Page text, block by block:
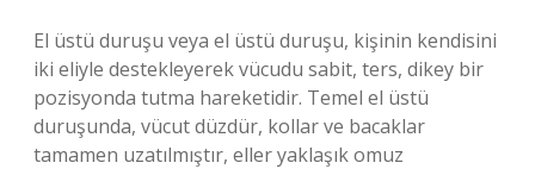
El üstü duruşu veya el üstü duruşu, kişinin kendisini
iki eliyle destekleyerek vücudu sabit, ters, dikey bir
pozisyonda tutma hareketidir. Temel el üstü
duruşunda, vücut düzdür, kollar ve bacaklar
tamamen uzatılmıştır, eller yaklaşık omuz